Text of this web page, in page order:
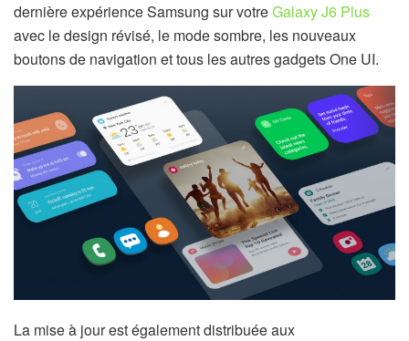
dernière expérience Samsung sur votreGalaxy J6 Plus
avec le design révisé, le mode sombre, les nouveaux
boutons de navigation et tous les autres gadgets One UI.
La mise à jour est également distribuée aux